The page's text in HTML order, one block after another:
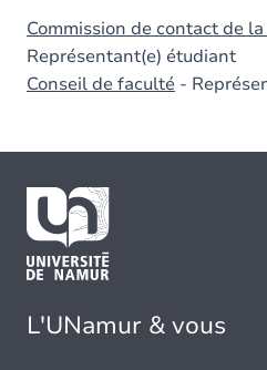
Commission de contact de
Représentant(e) étudiant
Conseil de faculté -
L'UNamur & vous